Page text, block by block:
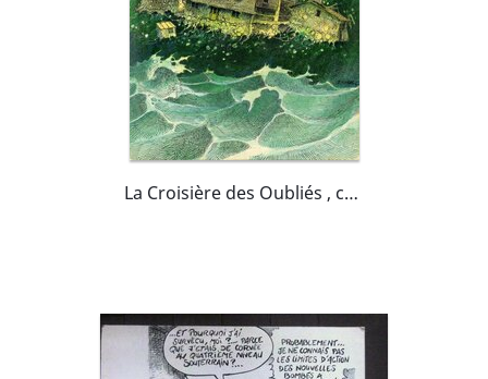
La Croisière des Oubliés , couverture